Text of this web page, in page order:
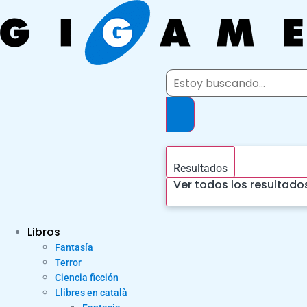
al
contenido
Search
Resultados
Ver todos los
Libros
Fantasía
Terror
Ciencia ficción
Llibres en català